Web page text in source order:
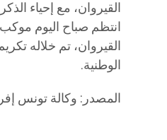
انتظم صباح اليوم موكب
القيروان، تم خلاله
الوطنية.
المصدر: وكالة تونس